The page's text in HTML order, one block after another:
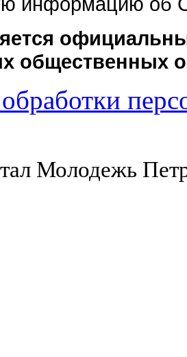
общественных
Молодежь